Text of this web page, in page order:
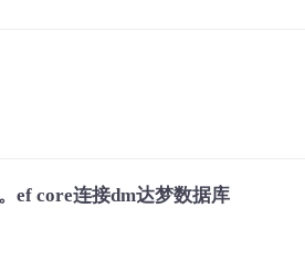
ef core连接dm达梦数据库